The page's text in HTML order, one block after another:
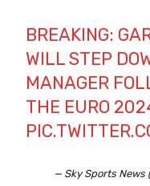
BREAKING:
WILL STEP
MANAGER
THE EURO
— Sky Sports News